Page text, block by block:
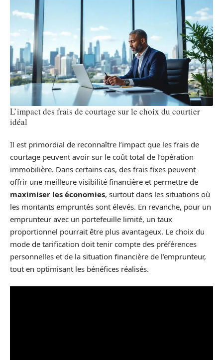
L’impact des frais de courtage sur le choix du courtier
idéal
Il est primordial de reconnaître l’impact que les frais de
courtage peuvent avoir sur le coût total de l’opération
immobilière. Dans certains cas, des frais fixes peuvent
offrir une meilleure visibilité financière et permettre de
maximiser les économies, surtout dans les situations où
les montants empruntés sont élevés. En revanche, pour un
emprunteur avec un portefeuille limité, un taux
proportionnel pourrait être plus avantageux. Le choix du
mode de tarification doit tenir compte des préférences
personnelles et de la situation financière de l’emprunteur,
tout en optimisant les bénéfices réalisés.